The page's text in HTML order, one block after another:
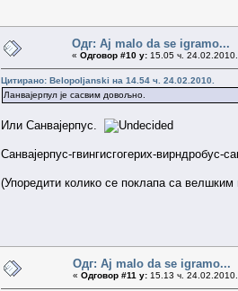
Одг: Aj malo da se igramo...
« Одговор #10 у: 15.05 ч.
Цитирано: Belopoljanski на 14.54 ч. 24.02.2010.
Ланвајерпул је сасвим довољно.
Или Санвајерпус.
Санвајерпус-гвингисгогерих-вирндробус-
(Упоредити колико се поклапа са
Одг: Aj malo da se igramo...
« Одговор #11 у: 15.13 ч.